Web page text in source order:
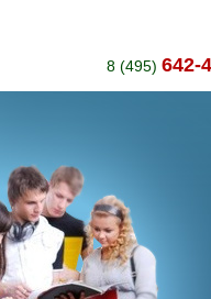
8 (495) 642-